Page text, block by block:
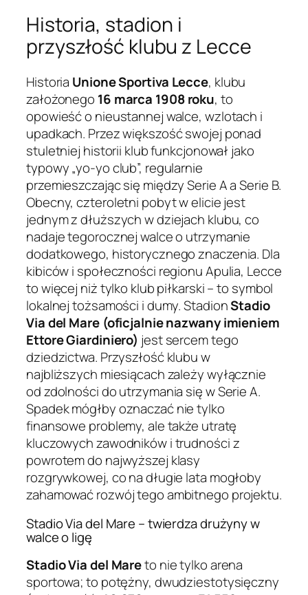
Historia, stadion i
przyszłość klubu z Lecce
Historia Unione Sportiva Lecce, klubu
założonego 16 marca 1908 roku, to
opowieść o nieustannej walce, wzlotach i
upadkach. Przez większość swojej ponad
stuletniej historii klub funkcjonował jako
typowy „yo-yo club”, regularnie
przemieszczając się między Serie A a Serie B.
Obecny, czteroletni pobyt w elicie jest
jednym z dłuższych w dziejach klubu, co
nadaje tegorocznej walce o utrzymanie
dodatkowego, historycznego znaczenia. Dla
kibiców i społeczności regionu Apulia, Lecce
to więcej niż tylko klub piłkarski – to symbol
lokalnej tożsamości i dumy. StadionStadio
Via del Mare (oficjalnie nazwany imieniem
Ettore Giardiniero) jest sercem tego
dziedzictwa. Przyszłość klubu w
najbliższych miesiącach zależy wyłącznie
od zdolności do utrzymania się w Serie A.
Spadek mógłby oznaczać nie tylko
finansowe problemy, ale także utratę
kluczowych zawodników i trudności z
powrotem do najwyższej klasy
rozgrywkowej, co na długie lata mogłoby
zahamować rozwój tego ambitnego projektu.
Stadio Via del Mare – twierdza drużyny w
walce o ligę
Stadio Via del Mareto nie tylko arena
sportowa; to potężny, dwudziestotysięczny